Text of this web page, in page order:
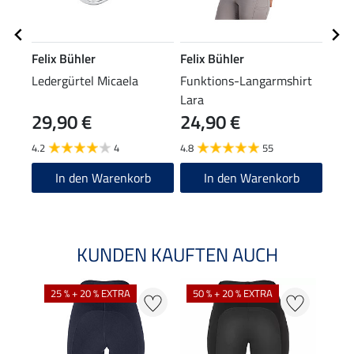
Felix Bühler
Ledergürtel Micaela
29,90 €
4.2 4
In den Warenkorb
Felix Bühler
Funktions-Langarmshirt
Lara
24,90 €
4.8 55
In den Warenkorb
KUNDEN KAUFTEN AUCH
25 % + 20 % EXTRA 50 % + 20 % EXTRA